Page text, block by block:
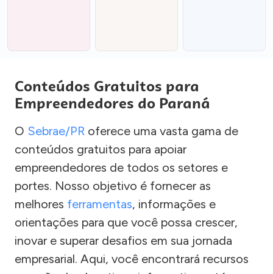
Conteúdos Gratuitos para
Empreendedores do Paraná
O Sebrae/PR oferece uma vasta gama de
conteúdos gratuitos para apoiar
empreendedores de todos os setores e
portes. Nosso objetivo é fornecer as
melhores ferramentas, informações e
orientações para que você possa crescer,
inovar e superar desafios em sua jornada
empresarial. Aqui, você encontrará recursos